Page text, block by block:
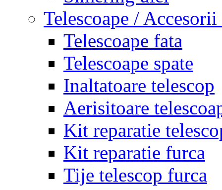
Telescoape / Accesorii
Telescoape fata
Telescoape spate
Inaltatoare telescop
Aerisitoare
Kit reparatie
Kit reparatie furca
Tije telescop furca